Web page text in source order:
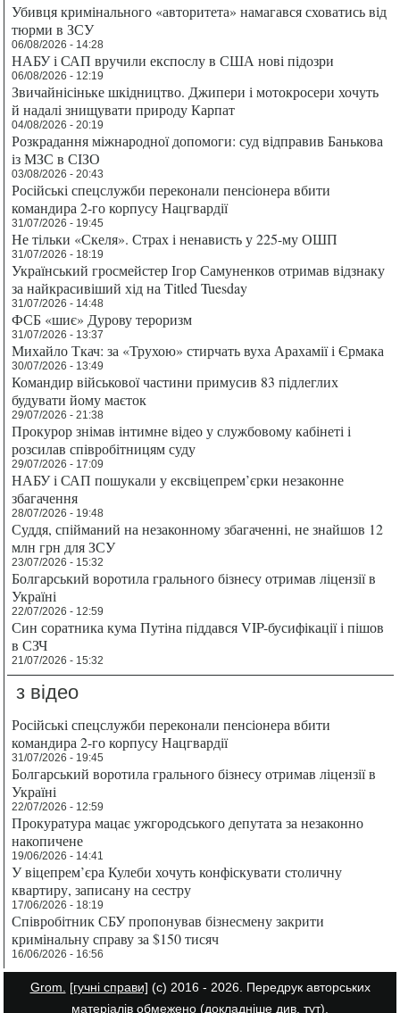
Убивця кримінального «авторитета» намагався сховатись від
тюрми в ЗСУ
06/08/2026 - 14:28
НАБУ і САП вручили експослу в США нові підозри
06/08/2026 - 12:19
Звичайнісіньке шкідництво. Джипери і мотокросери хочуть
й надалі знищувати природу Карпат
04/08/2026 - 20:19
Розкрадання міжнародної допомоги: суд відправив Банькова
із МЗС в СІЗО
03/08/2026 - 20:43
Російські спецслужби переконали пенсіонера вбити
командира 2-го корпусу Нацгвардії
31/07/2026 - 19:45
Не тільки «Скеля». Страх і ненависть у 225-му ОШП
31/07/2026 - 18:19
Український гросмейстер Ігор Самуненков отримав відзнаку
за найкрасивіший хід на Titled Tuesday
31/07/2026 - 14:48
ФСБ «шиє» Дурову тероризм
31/07/2026 - 13:37
Михайло Ткач: за «Трухою» стирчать вуха Арахамії і Єрмака
30/07/2026 - 13:49
Командир військової частини примусив 83 підлеглих
будувати йому маєток
29/07/2026 - 21:38
Прокурор знімав інтимне відео у службовому кабінеті і
розсилав співробітницям суду
29/07/2026 - 17:09
НАБУ і САП пошукали у ексвіцепрем’єрки незаконне
збагачення
28/07/2026 - 19:48
Суддя, спійманий на незаконному збагаченні, не знайшов 12
млн грн для ЗСУ
23/07/2026 - 15:32
Болгарський воротила грального бізнесу отримав ліцензії в
Україні
22/07/2026 - 12:59
Син соратника кума Путіна піддався VIP-бусифікації і пішов
в СЗЧ
21/07/2026 - 15:32
з відео
Російські спецслужби переконали пенсіонера вбити
командира 2-го корпусу Нацгвардії
31/07/2026 - 19:45
Болгарський воротила грального бізнесу отримав ліцензії в
Україні
22/07/2026 - 12:59
Прокуратура мацає ужгородського депутата за незаконно
накопичене
19/06/2026 - 14:41
У віцепрем’єра Кулеби хочуть конфіскувати столичну
квартиру, записану на сестру
17/06/2026 - 18:19
Співробітник СБУ пропонував бізнесмену закрити
кримінальну справу за $150 тисяч
16/06/2026 - 16:56
Grom. [гучні справи] (с) 2016 - 2026. Передрук авторських
матеріалів обмежено (докладніше див. тут).